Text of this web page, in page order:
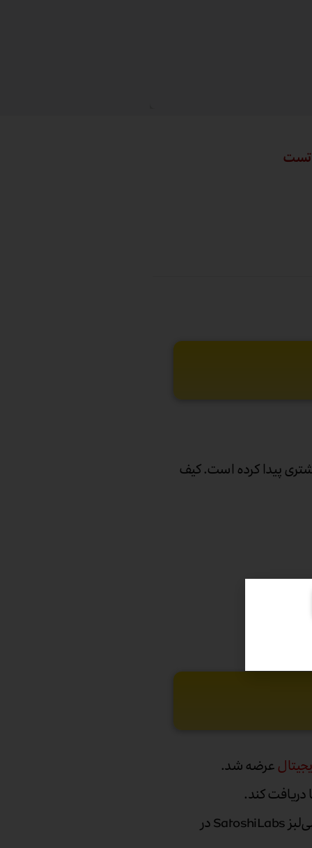
پیدا کرده است. کیف
عرضه شد.
Trezor One برای اولین بار در سال ۲۰۱۴ توسط شرکتی به نام ساتوشی‌لبز SatoshiLabs در